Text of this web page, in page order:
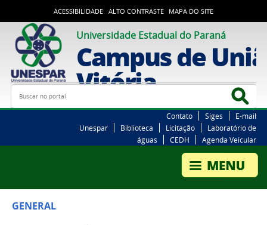
ACESSIBILIDADE ALTO CONTRASTE MAPA DO SITE
Universidade Estadual do Paraná
Campus de
Vitória
Busca
Contato Siges
E-mail
Unespar
Biblioteca Licitação
Laboratório de
águas
CEDH Agenda Veicular
GENERAL